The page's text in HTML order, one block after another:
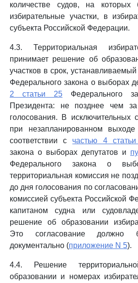
количестве судов, на которых
избирательные участки, в
субъекта Российской Федерации.
4.3. Территориальная
принимает решение об
участков в срок, устанавливаемый
Федерального закона о выборах
2 статьи 25 Федерального
Президента: не позднее чем
голосования. В исключительных
при незапланированном
соответствии с частью 4
закона о выборах депутатов и
Федерального закона о
территориальная комиссия не
до дня голосования по
комиссией субъекта Российской
капитаном судна или
решение об образовании
Это согласование должно
документально (приложение N 5).
4.4. Решение
образовании и номерах